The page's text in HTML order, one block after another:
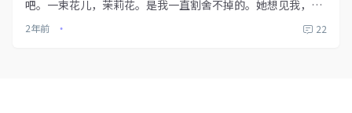
吧。一束花儿，茉莉花。是我一直割舍不掉的。她想见我，但
是我不敢面对她，然后她开着车直接跑到我家，把我接到淮
2年前 • 22